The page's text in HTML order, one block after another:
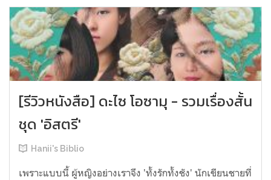
[รีวิวหนังสือ] ดะไซ โอซามุ - รวมเรื่องสั้น
ชุด 'อิสตรี'
Hanii's Biblio
เพราะแบบนี้ ผู้หญิงอย่างเราจึง 'ทั้งรักทั้งชัง' นักเขียนชายที่